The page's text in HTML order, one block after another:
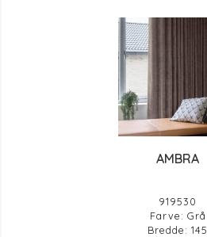
AMBRA
919530
Farve: Grå
Bredde: 145